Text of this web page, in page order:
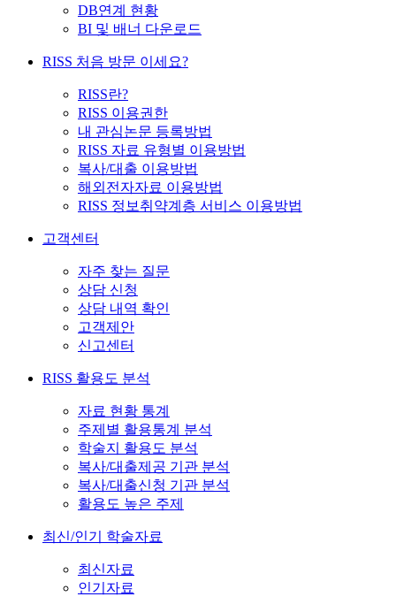
DB연계 현황
BI 및 배너 다운로드
RISS 처음 방문 이세요?
RISS란?
RISS 이용권한
내 관심논문 등록방법
RISS 자료 유형별 이용방법
복사/대출 이용방법
해외전자자료 이용방법
RISS 정보취약계층 서비스 이용방법
고객센터
자주 찾는 질문
상담 신청
상담 내역 확인
고객제안
신고센터
RISS 활용도 분석
자료 현황 통계
주제별 활용통계 분석
학술지 활용도 분석
복사/대출제공 기관 분석
복사/대출신청 기관 분석
활용도 높은 주제
최신/인기 학술자료
최신자료
인기자료